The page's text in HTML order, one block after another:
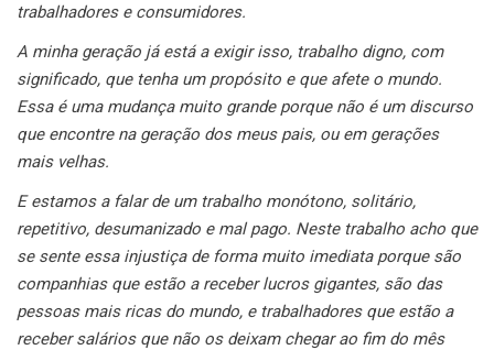
trabalhadores e consumidores.
A minha geração já está a exigir isso, trabalho digno, com
significado, que tenha um propósito e que afete o mundo.
Essa é uma mudança muito grande porque não é um discurso
que encontre na geração dos meus pais, ou em gerações
mais velhas.
E estamos a falar de um trabalho monótono, solitário,
repetitivo, desumanizado e mal pago. Neste trabalho acho que
se sente essa injustiça de forma muito imediata porque são
companhias que estão a receber lucros gigantes, são das
pessoas mais ricas do mundo, e trabalhadores que estão a
receber salários que não os deixam chegar ao fim do mês